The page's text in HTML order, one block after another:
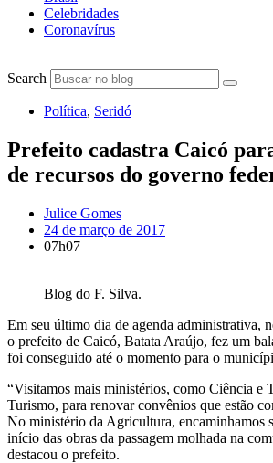
Celebridades
Coronavírus
Search
Política, Seridó
Prefeito cadastra Caicó
de recursos do governo
Julice Gomes
24 de março de 2017
07h07
Blog do F. Silva.
Em seu último dia de agenda administrativa,
o prefeito de Caicó, Batata Araújo, fez um
foi conseguido até o momento para o
“Visitamos mais ministérios, como Ciência e
Turismo, para renovar convênios que estão
No ministério da Agricultura, encaminhamos
início das obras da passagem molhada na
destacou o prefeito.